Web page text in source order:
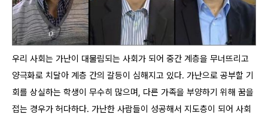
우리 사회는 가난이 대물림되는 사회가 되어 중간 계층을 무너뜨리고
양극화로 치달아 계층 간의 갈등이 심해지고 있다. 가난으로 공부할 기
회를 상실하는 학생이 무수히 많으며, 다른 가족을 부양하기 위해 꿈을
접는 경우가 허다하다. 가난한 사람들이 성공해서 지도층이 되어 사회